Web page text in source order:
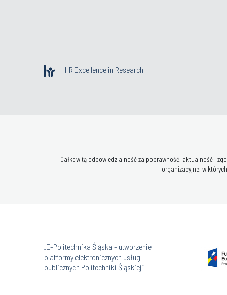
HR Excellence in Research
Całkowitą odpowiedzialność za poprawność, aktualność i
organizacyjne, w
„E-Politechnika Śląska - utworzenie
platformy elektronicznych usług
publicznych Politechniki Śląskiej”